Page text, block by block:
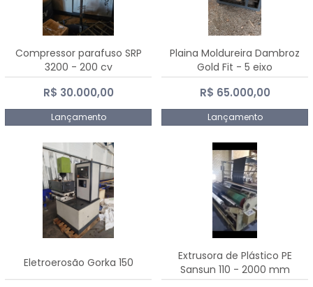
Compressor parafuso SRP
3200 - 200 cv
R$ 30.000,00
Lançamento
Plaina Moldureira Dambroz
Gold Fit - 5 eixo
R$ 65.000,00
Lançamento
Eletroerosão Gorka 150
Extrusora de Plástico PE
Sansun 110 - 2000 mm